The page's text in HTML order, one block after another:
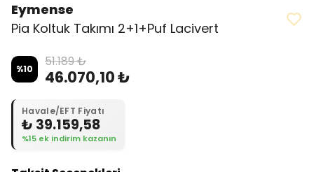
Eymense
Pia Koltuk Takımı 2+1+Puf Lacivert
%10 51.189 ₺
46.070,10 ₺
Havale/EFT Fiyatı
₺ 39.159,58
%15 ek indirim kazanın